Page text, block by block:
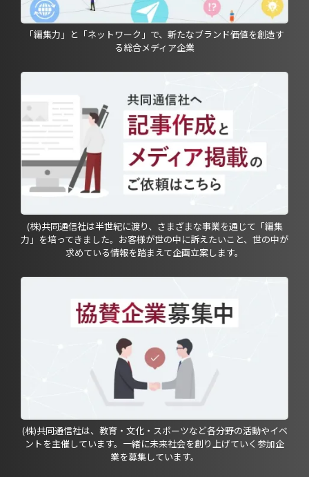
「編集力」と「ネットワーク」で、新たなブランド価値を創造す
る総合メディア企業
(株)共同通信社は半世紀に渡り、さまざまな事業を通じて「編集
力」を培ってきました。お客様が世の中に訴えたいこと、世の中が
求めている情報を踏まえて企画立案します。
(株)共同通信社は、教育・文化・スポーツなど各分野の活動やイベ
ントを主催しています。一緒に未来社会を創り上げていく参加企
業を募集しています。